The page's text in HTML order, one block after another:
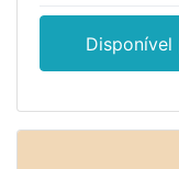
Disponível